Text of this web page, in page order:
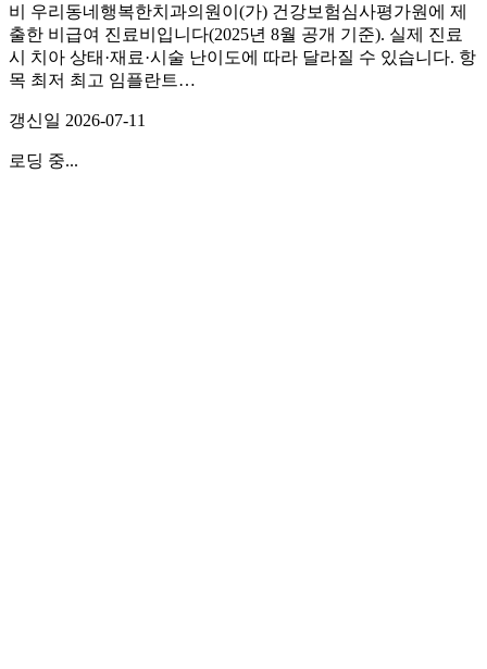
비 우리동네행복한치과의원이(가) 건강보험심사평가원에 제
출한 비급여 진료비입니다(2025년 8월 공개 기준). 실제 진료
시 치아 상태·재료·시술 난이도에 따라 달라질 수 있습니다. 항
목 최저 최고 임플란트…
갱신일 2026-07-11
로딩 중...